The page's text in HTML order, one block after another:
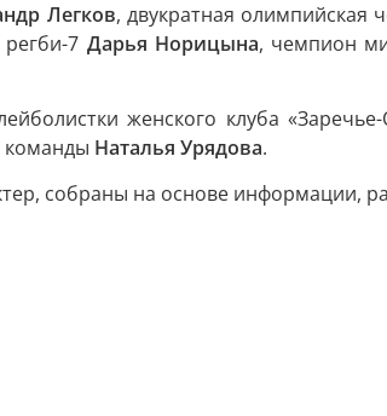
Легков, двукратная олимпийская
7 Дарья Норицына, чемпион
женского клуба
команды Наталья Урядова.
собраны на основе информации,